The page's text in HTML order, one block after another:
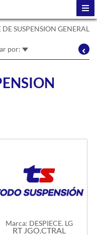
DE SUSPENSION GENERAL
por:
Marca: DESPIECE. LG
RT JGO.CTRAL